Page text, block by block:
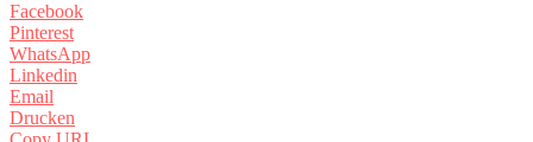
Facebook
Pinterest
WhatsApp
Linkedin
Email
Drucken